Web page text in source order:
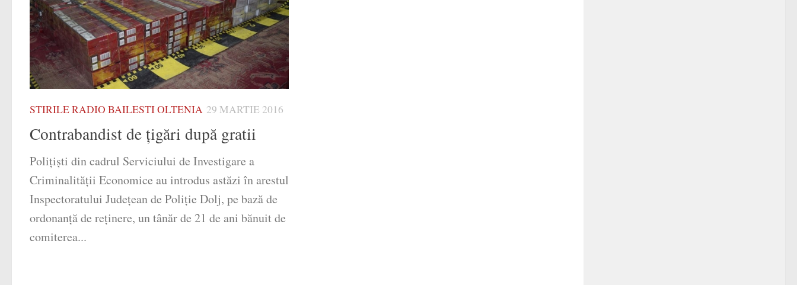
STIRILE RADIO BAILESTI OLTENIA 29 MARTIE 2016
Contrabandist de ţigări după gratii
Polițiști din cadrul Serviciului de Investigare a
Criminalității Economice au introdus astăzi în arestul
Inspectoratului Judeţean de Poliție Dolj, pe bază de
ordonanţă de reţinere, un tânăr de 21 de ani bănuit de
comiterea...